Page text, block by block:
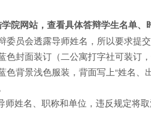
院网站，查看具体答辩学生名单、
员会透露导师姓名，所以要求提
封面装订（二公寓打字社可装订
背景浅色服装，背面写上“姓名、
姓名、职称和单位，违反规定将取